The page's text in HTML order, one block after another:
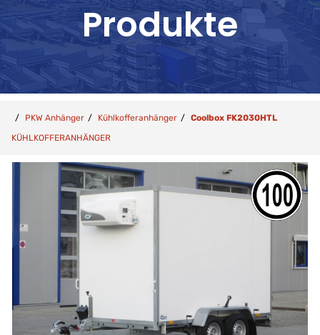
Produkte
PKW Anhänger Kühlkofferanhänger
Coolbox FK2030HTL
KÜHLKOFFERANHÄNGER